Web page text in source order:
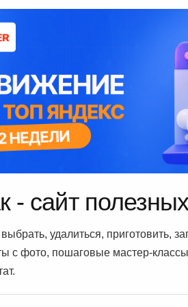
- сайт
выбрать, удалиться, приготовить,
с фото, пошаговые мастер-